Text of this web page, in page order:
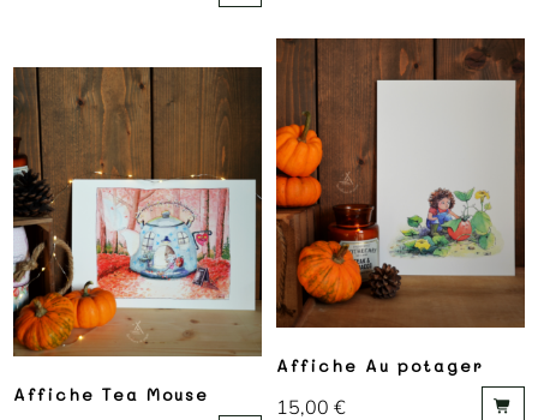
Affiche Au potager
15,00€
Affiche Tea Mouse